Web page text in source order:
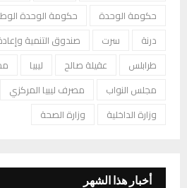
حكومة الوحدة
حكومة الوحدة
درنة
سرت صندوق التنمية وإعادة
طرابلس
عقيلة صالح ليبيا
مجلس النواب
مصرف ليبيا المركزي
وزارة الداخلية
وزارة الصحة
أخبار هذا الشهر